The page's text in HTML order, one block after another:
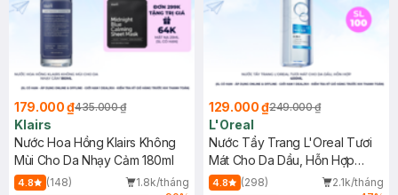
179.000 ₫435.000 ₫
Klairs
Nước Hoa Hồng Klairs Không
Mùi Cho Da Nhạy Cảm 180ml
4.8 (148)
1.8k/tháng
129.000 ₫249.000 ₫
L'Oreal
Nước Tẩy Trang L'Oreal Tươi
Mát Cho Da Dầu, Hỗn Hợp
400ml
4.8 (298)
2.1k/tháng